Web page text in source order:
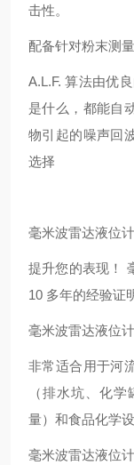
击性。
配备针对粉末测
A.L.F. 算法由优
是什么，都能自
物引起的噪声回
选择
毫米波雷达液位
提升您的表现！
10 多年的经验证
毫米波雷达液位
非常适合用于河
（排水坑、化
量）和食品化学
毫米波雷达液位